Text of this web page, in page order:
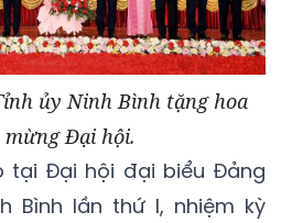
ủy Ninh Bình tặng hoa
mừng Đại hội.
tại Đại hội đại biểu Đảng
Bình lần thứ I, nhiệm kỳ